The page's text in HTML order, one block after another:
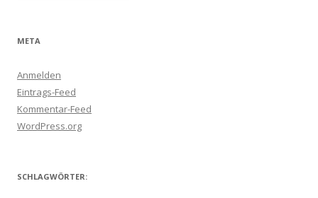
META
Anmelden
Eintrags-Feed
Kommentar-Feed
WordPress.org
SCHLAGWÖRTER: